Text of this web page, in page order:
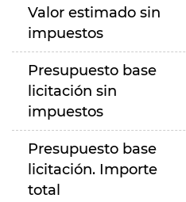
Valor estimado sin
impuestos
Presupuesto base
licitación sin
impuestos
Presupuesto base
licitación. Importe
total